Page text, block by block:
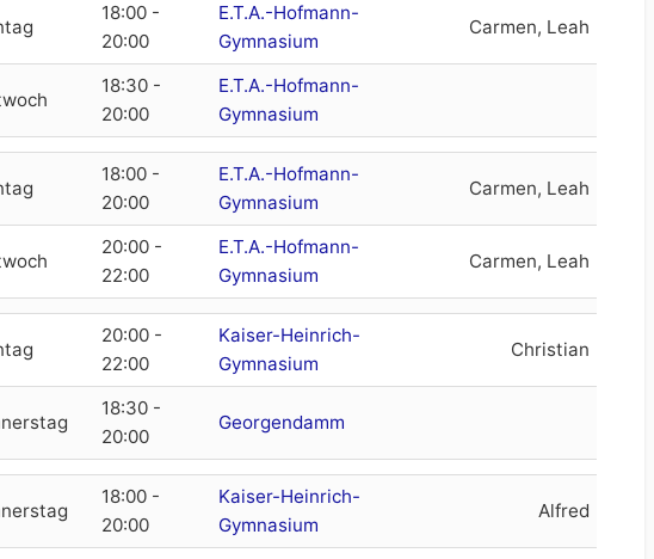
18:00 -
20:00
E.T.A.-Hofmann-
Gymnasium
Carmen, Leah
18:30 -
20:00
E.T.A.-Hofmann-
Gymnasium
18:00 -
20:00
E.T.A.-Hofmann-
Gymnasium
Carmen, Leah
20:00 -
22:00
E.T.A.-Hofmann-
Gymnasium
Carmen, Leah
20:00 -
22:00
Kaiser-Heinrich-
Gymnasium
Christian
18:30 -
20:00
Georgendamm
18:00 -
20:00
Kaiser-Heinrich-
Gymnasium
Alfred